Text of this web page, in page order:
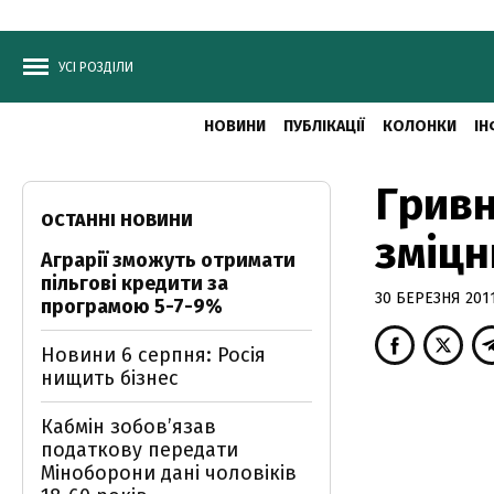
УСІ РОЗДІЛИ
НОВИНИ ПУБЛІКАЦІЇ КОЛОНКИ
30 БЕРЕЗНЯ
ОСТАННІ НОВИНИ
Аграрії зможуть отримати
пільгові кредити за
програмою 5-7-9%
Новини 6 серпня: Росія
нищить бізнес
Кабмін зобовʼязав
податкову передати
Міноборони дані чоловіків